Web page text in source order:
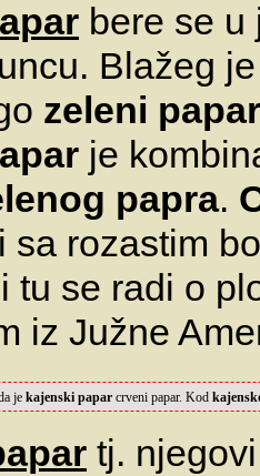
bere se
Blažeg
zeleni papar
je
papra.
sa rozastim
tu se radi o
iz Južne
je kajenski papar crveni papar. Kod
tj.